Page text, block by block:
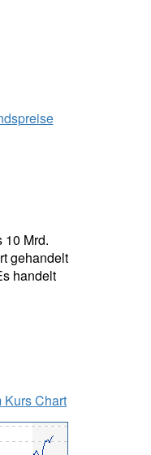
10 Mrd.
gehandelt
handelt
Kurs Chart